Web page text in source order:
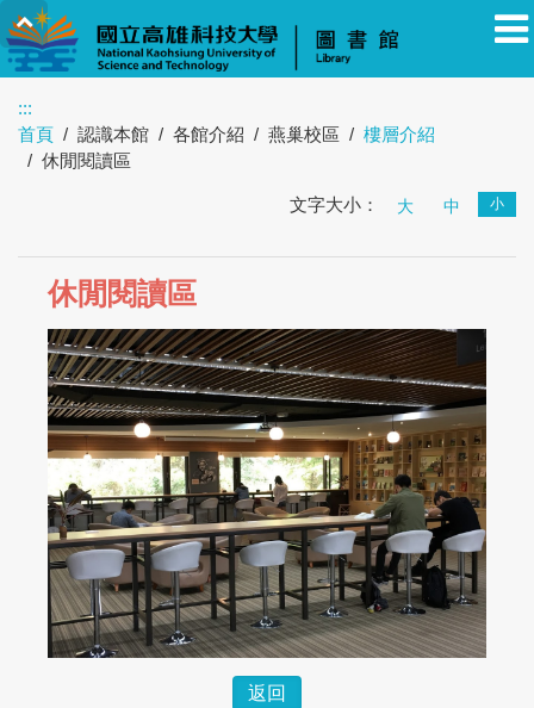
教職員
:::
首頁
認識本館 各館介紹 燕巢校區
樓層介紹
休閒閱讀區
文字大小： 大 中 小
休閒閱讀區
返回